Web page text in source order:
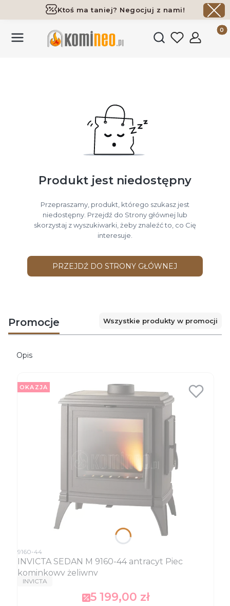
Ktoś ma taniej? Negocjuj z nami!
Darmowa dostawa już od 700 zł
Otwórz
Produkt jest niedostępny
Przepraszamy, produkt, którego szukasz jest
niedostępny. Przejdź do Strony głównej lub
skorzystaj z wyszukiwarki, żeby znaleźć to, co Cię
interesuje.
PRZEJDŹ DO STRONY GŁÓWNEJ
Promocje Wszystkie produkty w promocji
Opis
OKAZJA
Kod produktu
9160-44
INVICTA SEDAN M 9160-44 antracyt Piec
kominkowy żeliwny
PRODUCENT
INVICTA
Cena promocyjna
5 199,00 zł